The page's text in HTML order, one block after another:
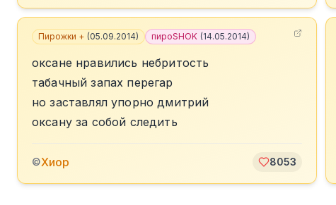
Пирожки + (05.09.2014) пироSHOK (14.05.2014)
оксане нравились небритость
табачный запах перегар
но заставлял упорно дмитрий
оксану за собой следить
©Хиор 8053